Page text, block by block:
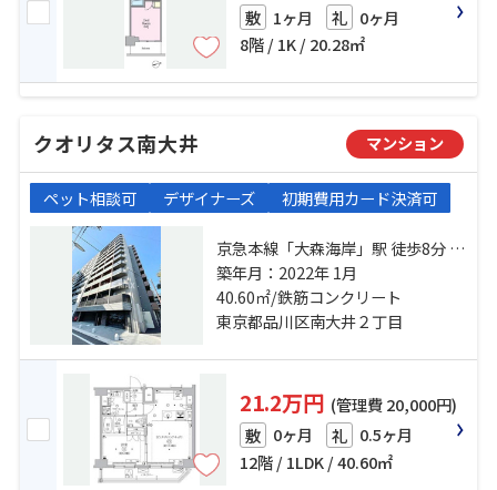
敷 1ヶ月 礼 0ヶ月
8階 / 1K / 20.28㎡
クオリタス南大井 マンション
ペット相談可 デザイナーズ 初期費用カード決済可
京急本線「大森海岸」駅 徒歩8分 京
浜東北線「大森」駅 徒歩13分 東京
モノレール「大井競馬場前」駅 徒
歩16分
築年月：2022年 1月
40.60㎡/鉄筋コンクリート
東京都品川区南大井２丁目
21.2万円 (管理費 20,000円)
敷 0ヶ月 礼 0.5ヶ月
12階 / 1LDK / 40.60㎡